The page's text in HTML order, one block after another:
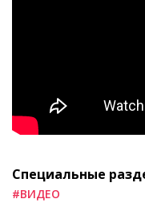
Специальные
#ВИДЕО